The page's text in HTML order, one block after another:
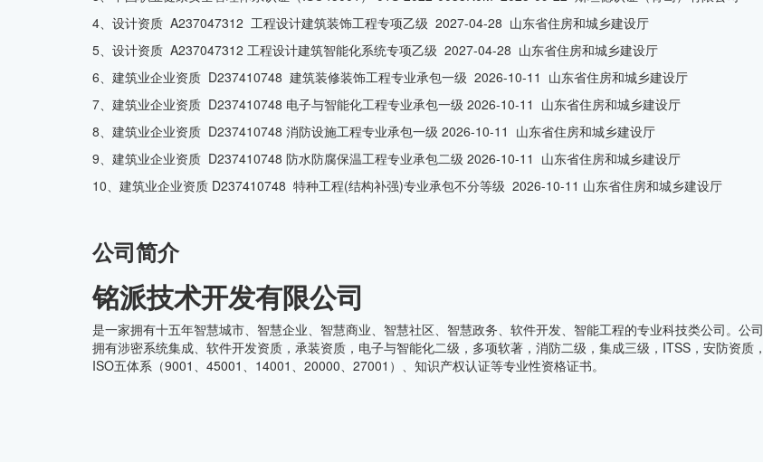
4、设计资质 A237047312 工程设计建筑装饰工程专项乙级 2027-04-28 山东省住房和城乡建设厅
5、设计资质 A237047312 工程设计建筑智能化系统专项乙级 2027-04-28 山东省住房和城乡建设厅
6、建筑业企业资质 D237410748 建筑装修装饰工程专业承包一级 2026-10-11 山东省住房和城乡建设厅
7、建筑业企业资质 D237410748 电子与智能化工程专业承包一级 2026-10-11 山东省住房和城乡建设厅
8、建筑业企业资质 D237410748 消防设施工程专业承包一级 2026-10-11 山东省住房和城乡建设厅
9、建筑业企业资质 D237410748 防水防腐保温工程专业承包二级 2026-10-11 山东省住房和城乡建设厅
10、建筑业企业资质 D237410748 特种工程(结构补强)专业承包不分等级 2026-10-11 山东省住房和城乡建设厅
公司简介
铭派技术开发有限公司
是一家拥有十五年智慧城市、智慧企业、智慧商业、智慧社区、智慧政务、软件开发、智能工程的专业科技类公司。公司
拥有涉密系统集成、软件开发资质，承装资质，电子与智能化二级，多项软著，消防二级，集成三级，ITSS，安防资质，
ISO五体系（9001、45001、14001、20000、27001）、知识产权认证等专业性资格证书。